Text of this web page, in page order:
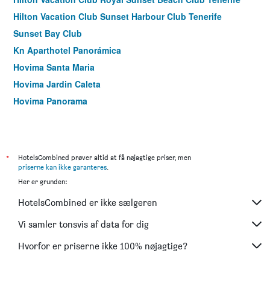
Hilton Vacation Club Sunset Harbour Club Tenerife
Sunset Bay Club
Kn Aparthotel Panorámica
Hovima Santa Maria
Hovima Jardin Caleta
Hovima Panorama
*
HotelsCombined prøver altid at få nøjagtige priser, men
priserne kan ikke garanteres.
Her er grunden:
HotelsCombined er ikke sælgeren
Vi samler tonsvis af data for dig
Hvorfor er priserne ikke 100% nøjagtige?